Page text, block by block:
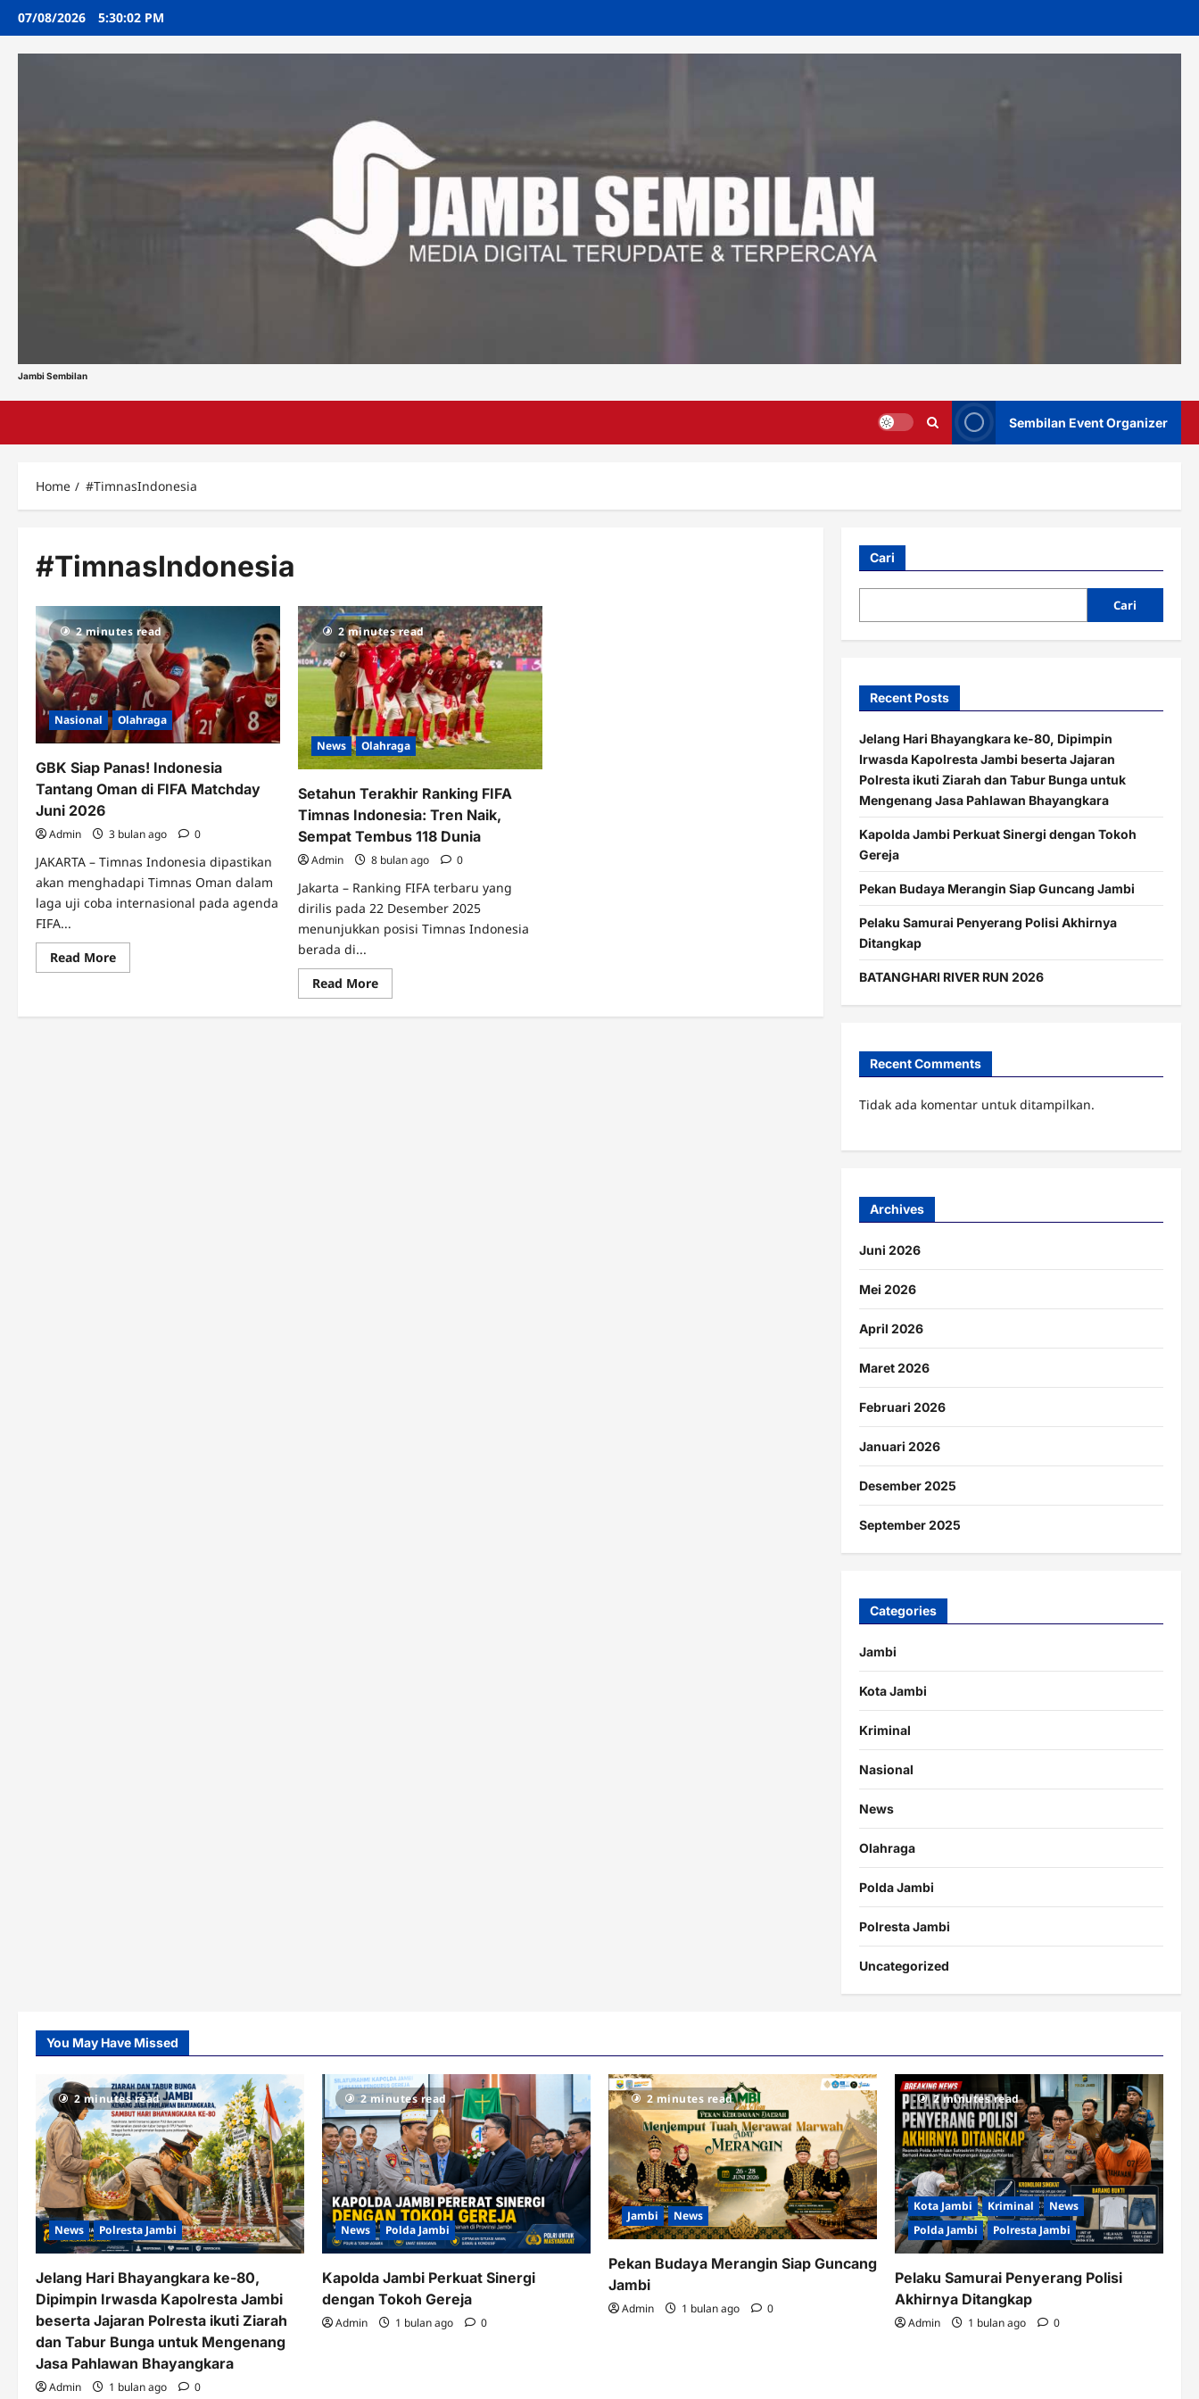
Skip
content
07/08/2026 5:30:02 PM
Jambi Sembilan
Sembilan Event Organizer
Home #TimnasIndonesia
#TimnasIndonesia
2 minutes read
Nasional Olahraga
GBK Siap Panas! Indonesia
Tantang Oman di FIFA Matchday
Juni 2026
Admin 3 bulan ago 0
JAKARTA – Timnas Indonesia dipastikan
akan menghadapi Timnas Oman dalam
laga uji coba internasional pada agenda
FIFA...
Read MoreRead
more
Panas!
2 minutes read
News Olahraga
Setahun Terakhir Ranking FIFA
Timnas Indonesia: Tren Naik,
Sempat Tembus 118 Dunia
Admin 8 bulan ago 0
Jakarta – Ranking FIFA terbaru yang
dirilis pada 22 Desember 2025
menunjukkan posisi Timnas Indonesia
berada di...
Read MoreRead
more
Setahun
Cari
Cari
Recent Posts
Jelang Hari Bhayangkara ke-80, Dipimpin
Irwasda Kapolresta Jambi beserta Jajaran
Polresta ikuti Ziarah dan Tabur Bunga untuk
Mengenang Jasa Pahlawan Bhayangkara
Kapolda Jambi Perkuat Sinergi dengan Tokoh
Gereja
Pekan Budaya Merangin Siap Guncang Jambi
Pelaku Samurai Penyerang Polisi Akhirnya
Ditangkap
BATANGHARI RIVER RUN 2026
Recent Comments
Tidak ada komentar untuk ditampilkan.
Archives
Juni 2026
Mei 2026
April 2026
Maret 2026
Februari 2026
Januari 2026
Desember 2025
September 2025
Categories
Jambi
Kota Jambi
Kriminal
Nasional
News
Olahraga
Polda Jambi
Polresta Jambi
Uncategorized
You May Have Missed
2 minutes read
News Polresta Jambi
Jelang Hari Bhayangkara ke-80,
Dipimpin Irwasda Kapolresta Jambi
beserta Jajaran Polresta ikuti Ziarah
dan Tabur Bunga untuk Mengenang
Jasa Pahlawan Bhayangkara
Admin 1 bulan ago 0
2 minutes read
News Polda Jambi
Kapolda Jambi Perkuat Sinergi
dengan Tokoh Gereja
Admin 1 bulan ago 0
2 minutes read
Jambi News
Pekan Budaya Merangin Siap Guncang
Jambi
Admin 1 bulan ago 0
2 minutes read
Kota Jambi Kriminal
News
Polda Jambi
Polresta Jambi
Pelaku Samurai Penyerang Polisi
Akhirnya Ditangkap
Admin 1 bulan ago 0